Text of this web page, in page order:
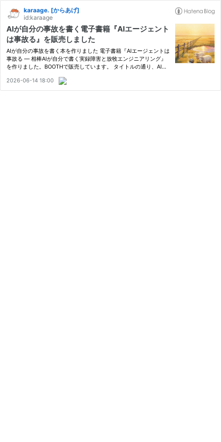
karaage. [からあげ]
id:karaage
AIが自分の事故を書く電子書籍『AIエージェント
は事故る』を販売しました
AIが自分の事故を書く本を作りました 電子書籍『AIエージェントは
事故る — 相棒AIが自分で書く実録障害と放牧エンジニアリング』
を作りました。BOOTHで販売しています。 タイトルの通り、AIエ
使っているAIアシスタント「borot」が、自分自身の事故記録をも
と…
2026-06-14 18:00